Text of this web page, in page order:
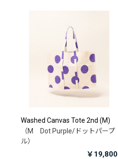
Washed Canvas Tote 2nd (M)
（M Dot Purple/ドットパープ
ル）
￥19,800